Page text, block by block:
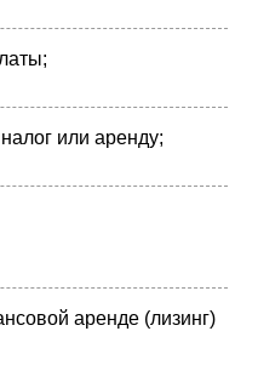
или аренду;
аренде (лизинг)